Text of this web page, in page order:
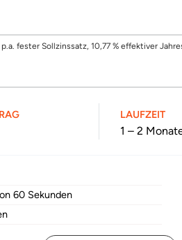
fester Sollzinssatz, 10,77 % effektiver
LAUFZEIT
1 – 2
60 Sekunden